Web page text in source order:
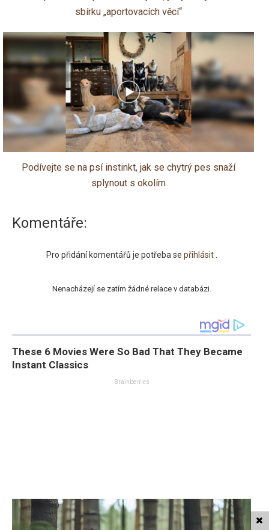
sbírku „aportovacích věcí“
Podívejte se na psí instinkt, jak se chytrý pes snaží
splynout s okolím
Komentáře:
Pro přidání komentářů je potřeba se přihlásit
Nenacházejí se zatím žádné relace v databázi.